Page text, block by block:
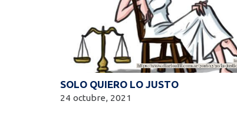
SOLO QUIERO LO JUSTO
24 octubre, 2021